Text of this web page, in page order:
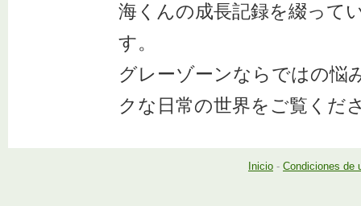
海くんの成長記録を綴って
す。
グレーゾーンならではの悩
クな日常の世界をご覧くだ
Inicio - Condiciones de